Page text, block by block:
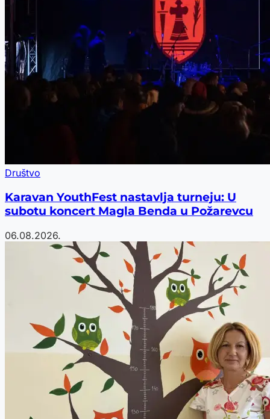
Društvo
Karavan YouthFest nastavlja turneju: U
subotu koncert Magla Benda u Požarevcu
06.08.2026.